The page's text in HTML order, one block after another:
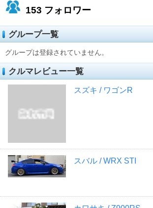
153 フォロワー
グループ一覧
グループは登録されていません。
クルマレビュー一覧
スズキ / ワゴンR
スバル / WRX STI